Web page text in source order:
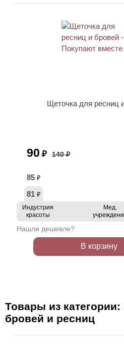
Щеточка для ресниц
90 ₽ 140 ₽
85 ₽
81 ₽
Индустрия
красоты
Мед.
Нашли дешевле?
В корзину
Товары из категории:
бровей и ресниц